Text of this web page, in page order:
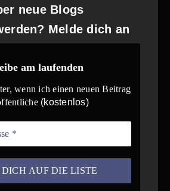
neue Blogs
Melde dich an
am laufenden
wenn ich einen neuen Beitrag
(kostenlos)